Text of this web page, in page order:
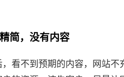
简，没有内容
看不到预期的内容，网站